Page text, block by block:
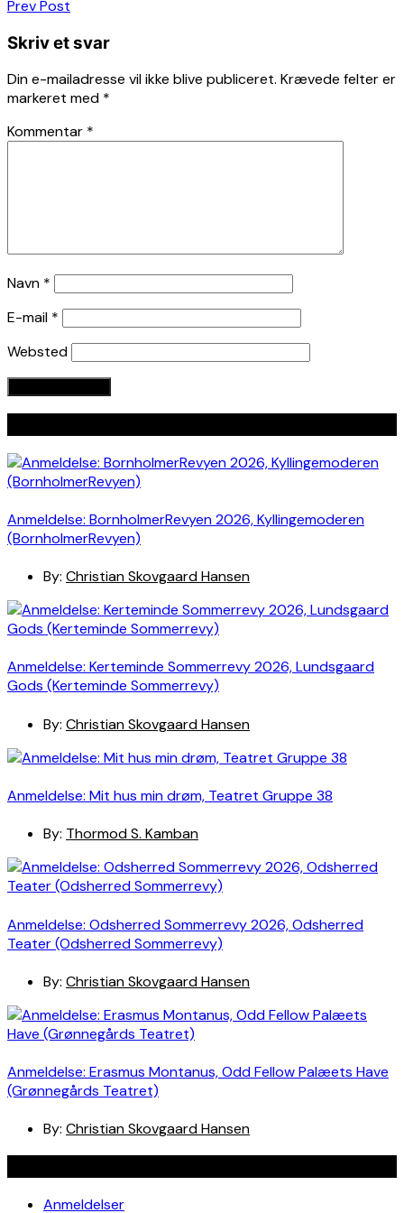
Indlægsnavigation
Prev Post
Skriv et svar
Din e-mailadresse vil ikke blive publiceret. Krævede felter er
markeret med *
Kommentar *
Navn *
E-mail *
Websted
Anmeldelse: BornholmerRevyen 2026, Kyllingemoderen
(BornholmerRevyen)
By: Christian Skovgaard Hansen
Anmeldelse: Kerteminde Sommerrevy 2026, Lundsgaard
Gods (Kerteminde Sommerrevy)
By: Christian Skovgaard Hansen
Anmeldelse: Mit hus min drøm, Teatret Gruppe 38
By: Thormod S. Kamban
Anmeldelse: Odsherred Sommerrevy 2026, Odsherred
Teater (Odsherred Sommerrevy)
By: Christian Skovgaard Hansen
Anmeldelse: Erasmus Montanus, Odd Fellow Palæets Have
(Grønnegårds Teatret)
By: Christian Skovgaard Hansen
Anmeldelser